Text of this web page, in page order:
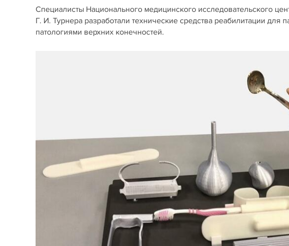
Специалисты Национального медицинского исследовательского
Г. И. Турнера разработали технические средства реабилитации для
патологиями верхних конечностей.